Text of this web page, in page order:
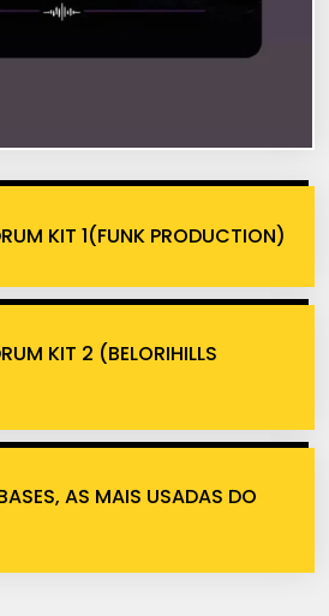
KIT 1(FUNK PRODUCTION)
KIT 2 (BELORIHILLS
AS MAIS USADAS DO